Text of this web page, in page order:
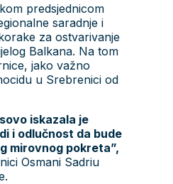
predsjednicom
saradnje i
za ostvarivanje
Balkana. Na tom
jako važno
u Srebrenici od
iskazala je
i odlučnost da bude
mirovnog pokreta”,
Osmani Sadriu